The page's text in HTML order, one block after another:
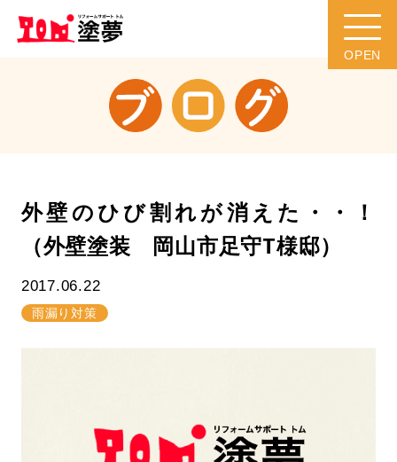
外壁のひび割れが消えた・・！
（外壁塗装 岡山市足守T様邸）
2017.06.22
雨漏り対策